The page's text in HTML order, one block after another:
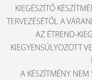
KIEGÉSZÍTŐ
TERVEZÉSÉTŐL A
AZ ÉTREND-
KIEGYENSÚLYOZOTT
A KÉSZÍTMÉNY NEM